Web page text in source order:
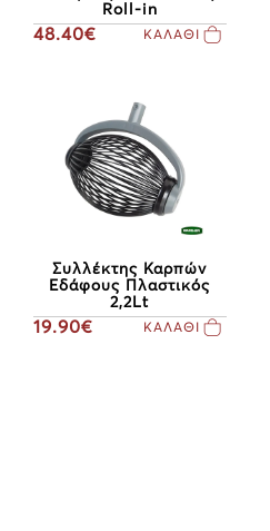
Roll-in
48.40€ ΚΑΛΑΘΙ
Συλλέκτης Καρπών
Εδάφους Πλαστικός
2,2Lt
19.90€ ΚΑΛΑΘΙ